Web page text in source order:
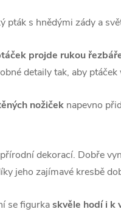
pták s hnědými zády a
projde rukou
detaily tak, aby
nožiček napevno
dekorací. Dobře
jeho zajímavé kresbě
se figurkaskvěle hodí i k